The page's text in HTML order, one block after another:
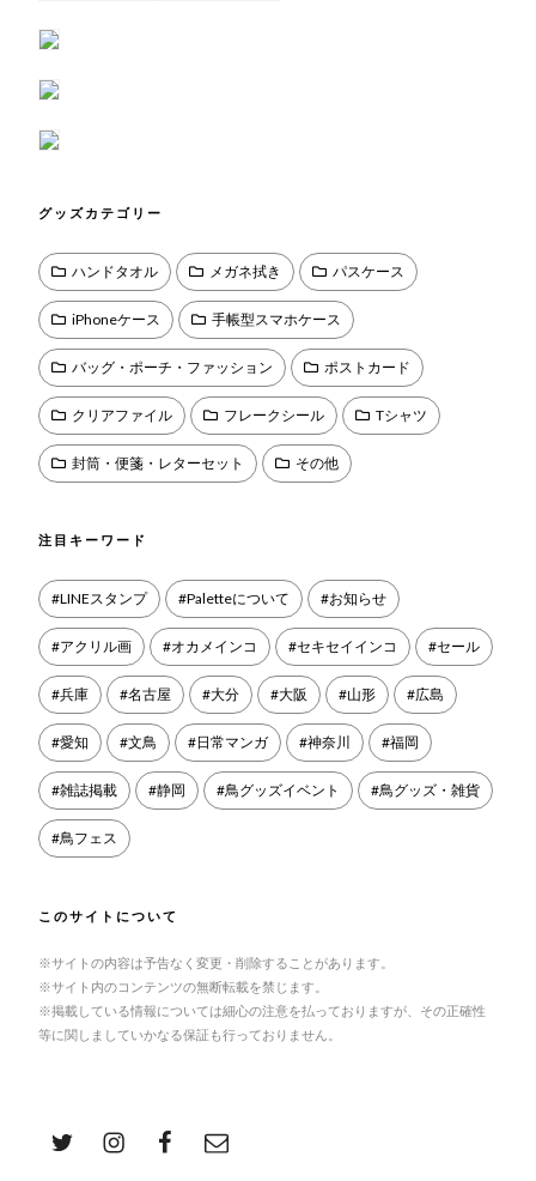
グッズカテゴリー
ハンドタオル メガネ拭き パスケース
iPhoneケース 手帳型スマホケース
バッグ・ポーチ・ファッション ポストカード
クリアファイル フレークシール Tシャツ
封筒・便箋・レターセット その他
注目キーワード
LINEスタンプ Paletteについて お知らせ
アクリル画 オカメインコ セキセイインコ セール
兵庫 名古屋 大分 大阪 山形 広島
愛知 文鳥 日常マンガ 神奈川 福岡
雑誌掲載 静岡 鳥グッズイベント 鳥グッズ・雑貨
鳥フェス
このサイトについて
※サイトの内容は予告なく変更・削除することがあります。
※サイト内のコンテンツの無断転載を禁じます。
※掲載している情報については細心の注意を払っておりますが、その正確性
等に関しましていかなる保証も行っておりません。
TwitterInstagram
facebook
Email